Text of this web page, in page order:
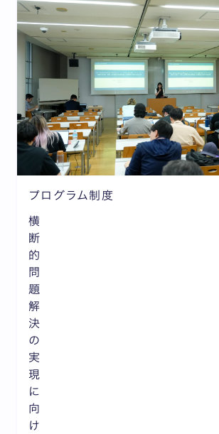
プログラム制度
横
断
的
問
題
解
決
の
実
現
に
向
け